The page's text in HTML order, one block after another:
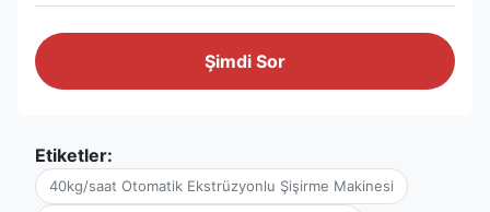
Şimdi Sor
Etiketler:
40kg/saat Otomatik Ekstrüzyonlu Şişirme Makinesi